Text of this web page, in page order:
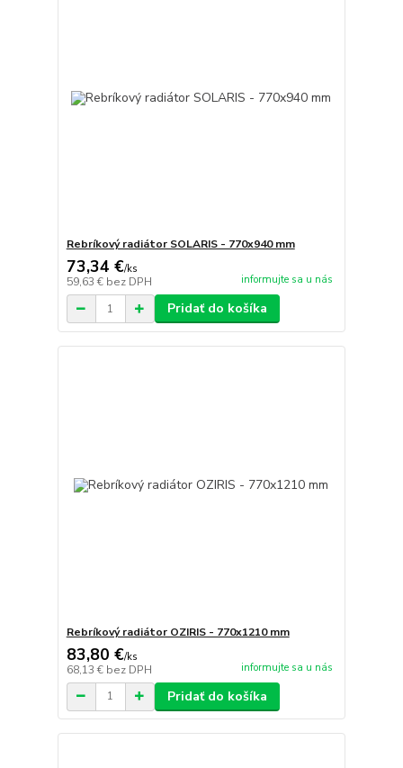
Rebríkový radiátor SOLARIS - 770x940 mm
73,34 €/ks
59,63 € bez DPH informujte sa u nás
Pridať do košíka
Rebríkový radiátor OZIRIS - 770x1210 mm
83,80 €/ks
68,13 € bez DPH informujte sa u nás
Pridať do košíka